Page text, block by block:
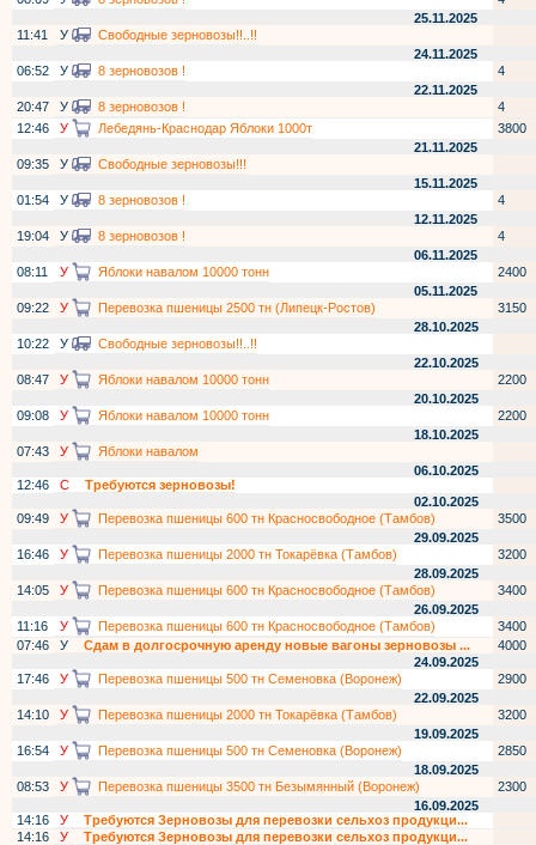
25.11.2025
11:41
У
Свободные зерновозы!!..!!
24.11.2025
06:52
У 8 зерновозов !
4
22.11.2025
20:47
У 8 зерновозов !
4
12:46
У Лебедянь-Краснодар Яблоки 1000т
3800
21.11.2025
09:35
У
Свободные зерновозы!!!
15.11.2025
01:54
У 8 зерновозов !
4
12.11.2025
19:04
У 8 зерновозов !
4
06.11.2025
08:11
У Яблоки навалом 10000 тонн
2400
05.11.2025
09:22
У Перевозка пшеницы 2500 тн (Липецк-Ростов)
3150
28.10.2025
10:22
У
Свободные зерновозы!!..!!
22.10.2025
08:47
У Яблоки навалом 10000 тонн
2200
20.10.2025
09:08
У Яблоки навалом 10000 тонн
2200
18.10.2025
07:43
У
Яблоки навалом
06.10.2025
12:46
С
Требуются зерновозы!
02.10.2025
09:49
У Перевозка пшеницы 600 тн Красносвободное (Тамбов)
3500
29.09.2025
16:46
У Перевозка пшеницы 2000 тн Токарёвка (Тамбов)
3200
28.09.2025
14:05
У Перевозка пшеницы 600 тн Красносвободное (Тамбов)
3400
26.09.2025
11:16
У Перевозка пшеницы 600 тн Красносвободное (Тамбов)
3400
07:46
У Сдам в долгосрочную аренду новые вагоны зерновозы ...
4000
24.09.2025
17:46
У Перевозка пшеницы 500 тн Семеновка (Воронеж)
2900
22.09.2025
14:10
У Перевозка пшеницы 2000 тн Токарёвка (Тамбов)
3200
19.09.2025
16:54
У Перевозка пшеницы 500 тн Семеновка (Воронеж)
2850
18.09.2025
08:53
У Перевозка пшеницы 3500 тн Безымянный (Воронеж)
2300
16.09.2025
14:16
У
Требуются Зерновозы для перевозки сельхоз продукци...
14:16
У
Требуются Зерновозы для перевозки сельхоз продукци...